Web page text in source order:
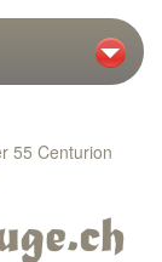
55 Centurion